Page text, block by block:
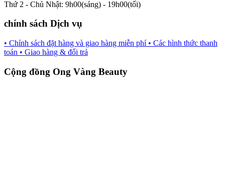
Thứ 2 - Chủ Nhật: 9h00(sáng) - 19h00(tối)
chính sách Dịch vụ
• Chính sách đặt hàng và giao hàng miễn phí • Các hình thức thanh
toán • Giao hàng & đổi trả
Cộng đồng Ong Vàng Beauty